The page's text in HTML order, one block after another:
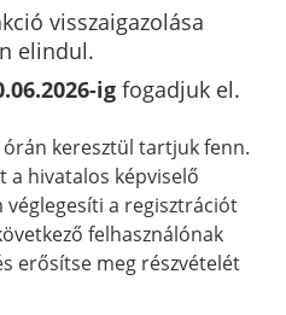
visszaigazolása
elindul.
igfogadjuk el.
órán keresztül tartjuk fenn.
a hivatalos képviselő
véglegesíti a regisztrációt
felhasználónak
erősítse meg részvételét